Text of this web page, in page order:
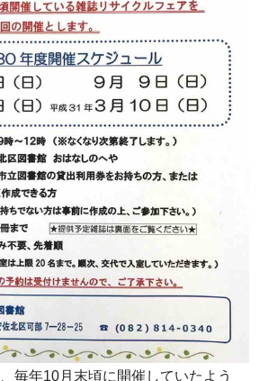
毎年10月末頃に開催していたよう